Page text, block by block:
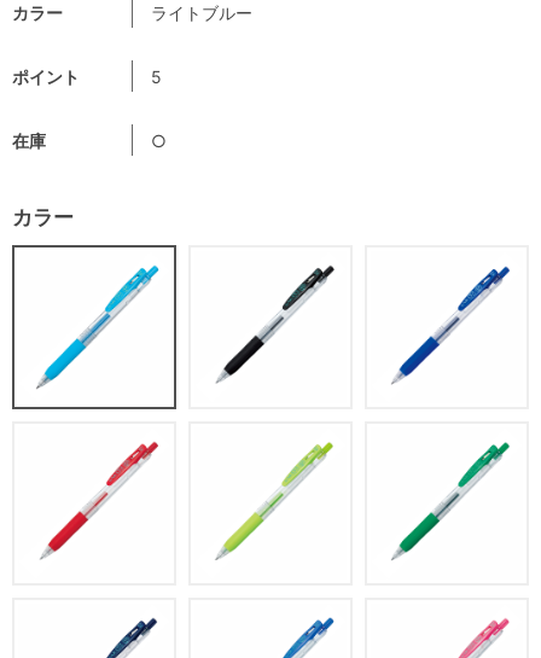
カラー ライトブルー
ポイント 5
在庫 ○
カラー